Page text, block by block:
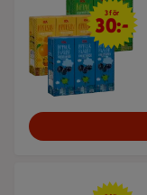
3 för 30 kr
3 för
30:-
2 för 15 kr